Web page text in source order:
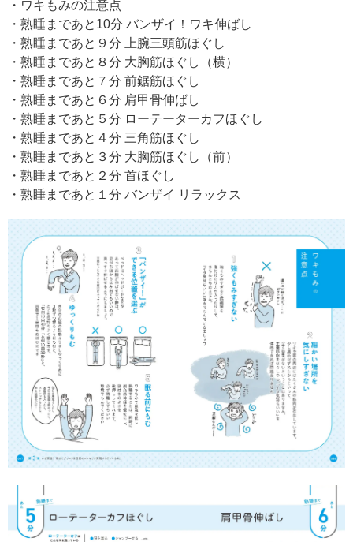
・ワキもみの注意点
・熟睡まであと10分 バンザイ！ワキ伸ばし
・熟睡まであと９分 上腕三頭筋ほぐし
・熟睡まであと８分 大胸筋ほぐし（横）
・熟睡まであと７分 前鋸筋ほぐし
・熟睡まであと６分 肩甲骨伸ばし
・熟睡まであと５分 ローテーターカフほぐし
・熟睡まであと４分 三角筋ほぐし
・熟睡まであと３分 大胸筋ほぐし（前）
・熟睡まであと２分 首ほぐし
・熟睡まであと１分 バンザイ リラックス